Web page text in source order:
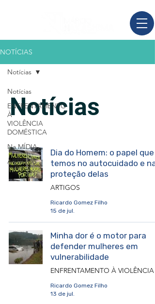
NOTÍCIAS
Notícias
ENFRENTAMENTO
À
VIOLÊNCIA
DOMÉSTICA
Na MÍDIA
ARTIGOS
Notícias
Notícias
Dia do Homem: o papel que
temos no autocuidado e na
proteção delas
ARTIGOS
Ricardo Gomez Filho
15 de jul.
Minha dor é o motor para
defender mulheres em
vulnerabilidade
Ricardo Gomez Filho
13 de jul.